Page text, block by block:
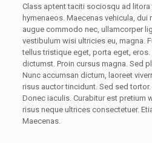
Class aptent taciti sociosqu ad
hymenaeos. Maecenas vehicula, dui
augue commodo nec, ullamcorper
vestibulum wisi ultricies eu, magna.
tellus tristique eget, porta eget,
dictumst. Proin cursus magna. Sed
Nunc accumsan dictum, laoreet
risus auctor tincidunt. Sed sed
Donec iaculis. Curabitur est pretium
risus neque ultrices consectetuer.
Maecenas.